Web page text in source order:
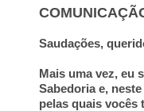
Saudações,
Mais uma vez, eu
Sabedoria e,
pelas quais vocês